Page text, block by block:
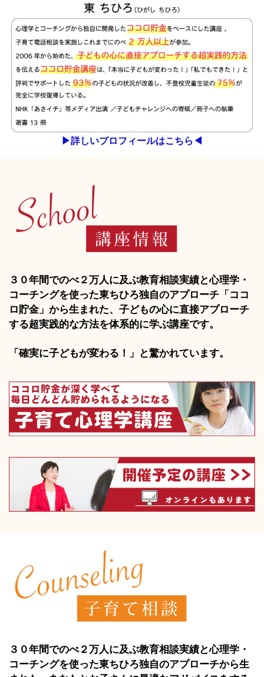
▶︎詳しいプロフィールはこちら◀︎
３０年間でのべ２万人に及ぶ教育相談実績と心理学・
コーチングを使った東ちひろ独自のアプローチ「ココ
ロ貯金」から生まれた、子どもの心に直接アプローチ
する超実践的な方法を体系的に学ぶ講座です。
「確実に子どもが変わる！」と驚かれています。
３０年間でのべ２万人に及ぶ教育相談実績と心理学・
コーチングを使った東ちひろ独自のアプローチから生